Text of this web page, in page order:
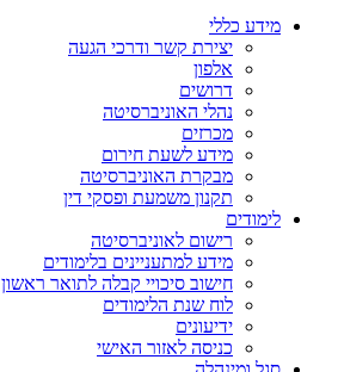
מידע כללי
יצירת קשר ודרכי הגעה
אלפון
דרושים
נהלי האוניברסיטה
מכרזים
מידע לשעת חירום
מבקרת האוניברסיטה
תקנון משמעת ופסקי דין
לימודים
רישום לאוניברסיטה
מידע למתעניינים בלימודים
חישוב סיכויי קבלה לתואר ראשון
לוח שנת הלימודים
ידיעונים
כניסה לאזור האישי